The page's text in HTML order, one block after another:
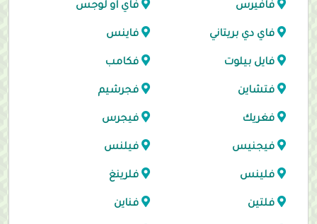
فافيرس فاي او لوجس
فاي دي بريتاني فاينس
فايل بيلوت فكامب
فتشاين فجرشيم
فغريك فيجرس
فيجنيس فيلنس
فلينس فلرينغ
فلتين فناين